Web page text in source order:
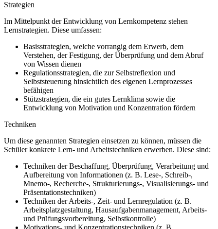
Strategien
Im Mittelpunkt der Entwicklung von Lernkompetenz stehen
Lernstrategien. Diese umfassen:
Basisstrategien, welche vorrangig dem Erwerb, dem
Verstehen, der Festigung, der Überprüfung und dem Abruf
von Wissen dienen
Regulationsstrategien, die zur Selbstreflexion und
Selbststeuerung hinsichtlich des eigenen Lernprozesses
befähigen
Stützstrategien, die ein gutes Lernklima sowie die
Entwicklung von Motivation und Konzentration fördern
Techniken
Um diese genannten Strategien einsetzen zu können, müssen die
Schüler konkrete Lern- und Arbeitstechniken erwerben. Diese sind:
Techniken der Beschaffung, Überprüfung, Verarbeitung und
Aufbereitung von Informationen (z. B. Lese-, Schreib-,
Mnemo-, Recherche-, Strukturierungs-, Visualisierungs- und
Präsentationstechniken)
Techniken der Arbeits-, Zeit- und Lernregulation (z. B.
Arbeitsplatzgestaltung, Hausaufgabenmanagement, Arbeits-
und Prüfungsvorbereitung, Selbstkontrolle)